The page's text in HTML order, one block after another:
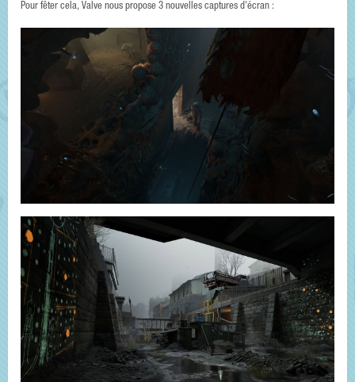
Pour fêter cela, Valve nous propose 3 nouvelles captures d'écran :